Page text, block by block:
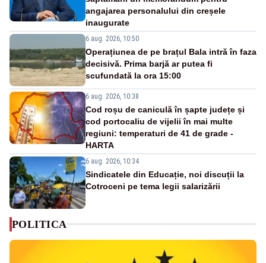
angajarea personalului din creșele
inaugurate
6 aug. 2026, 10:50
Operațiunea de pe brațul Bala intră în faza
decisivă. Prima barjă ar putea fi
scufundată la ora 15:00
6 aug. 2026, 10:38
Cod roșu de caniculă în șapte județe și
cod portocaliu de vijelii în mai multe
regiuni: temperaturi de 41 de grade -
HARTA
6 aug. 2026, 10:34
Sindicatele din Educație, noi discuții la
Cotroceni pe tema legii salarizării
POLITICA